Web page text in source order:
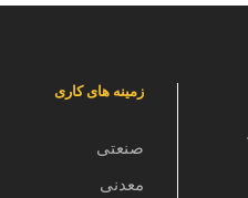
زمینه های کاری
صنعتی
معدنی